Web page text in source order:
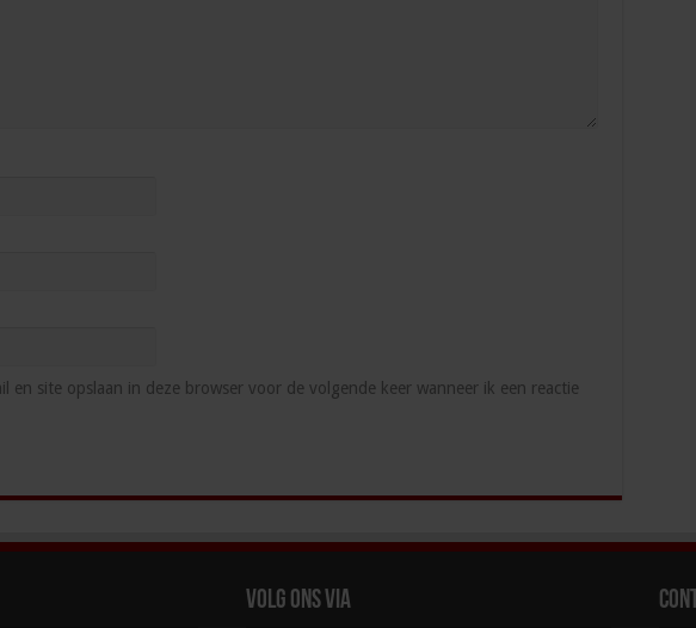
en site opslaan in deze browser voor de volgende keer wanneer ik een reactie
Volg ons via